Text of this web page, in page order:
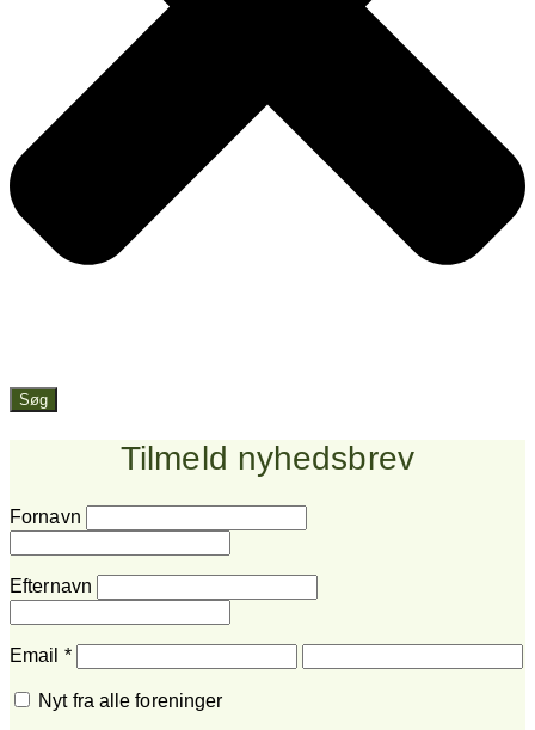
Søg
Tilmeld nyhedsbrev
Fornavn
Efternavn
Email *
Nyt fra alle foreninger